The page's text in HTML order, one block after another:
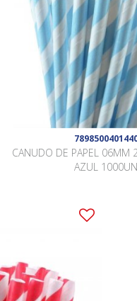
CANUDO DE PAPEL 06MM
AZUL 1000UN